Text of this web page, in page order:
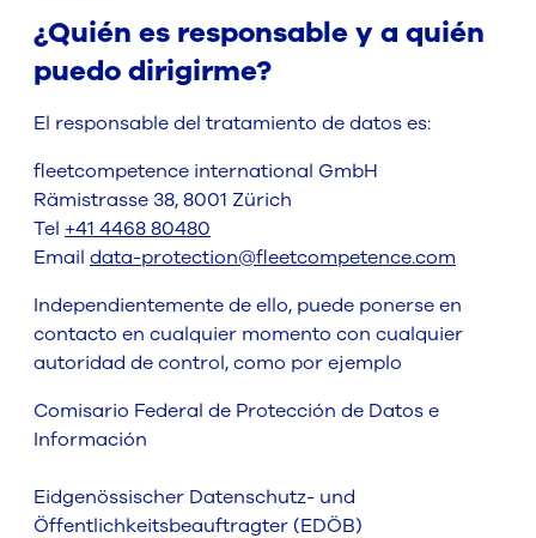
¿Quién es responsable y a quién
puedo dirigirme?
El responsable del tratamiento de datos es:
fleetcompetence international GmbH
Rämistrasse 38, 8001 Zürich
Tel +41 4468 80480
Email data-protection@fleetcompetence.com
Independientemente de ello, puede ponerse en
contacto en cualquier momento con cualquier
autoridad de control, como por ejemplo
Comisario Federal de Protección de Datos e
Información
Eidgenössischer Datenschutz- und
Öffentlichkeitsbeauftragter (EDÖB)